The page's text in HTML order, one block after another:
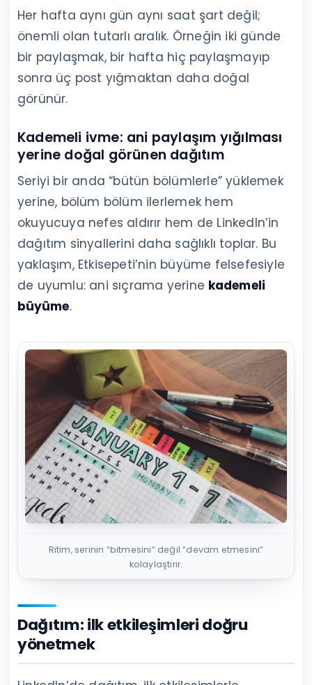
Her hafta aynı gün aynı saat şart değil;
önemli olan tutarlı aralık. Örneğin iki günde
bir paylaşmak, bir hafta hiç paylaşmayıp
sonra üç post yığmaktan daha doğal
görünür.
Kademeli ivme: ani paylaşım yığılması
yerine doğal görünen dağıtım
Seriyi bir anda “bütün bölümlerle” yüklemek
yerine, bölüm bölüm ilerlemek hem
okuyucuya nefes aldırır hem de LinkedIn’in
dağıtım sinyallerini daha sağlıklı toplar. Bu
yaklaşım, Etkisepeti’nin büyüme felsefesiyle
de uyumlu: ani sıçrama yerine kademeli
büyüme.
Ritim, serinin “bitmesini” değil “devam etmesini”
kolaylaştırır.
Dağıtım: ilk etkileşimleri doğru
yönetmek